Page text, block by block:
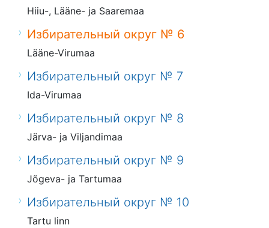
Hiiu-, Lääne- ja Saaremaa
Избирательный округ № 6
Lääne-Virumaa
Избирательный округ № 7
Ida-Virumaa
Избирательный округ № 8
Järva- ja Viljandimaa
Избирательный округ № 9
Jõgeva- ja Tartumaa
Избирательный округ № 10
Tartu linn